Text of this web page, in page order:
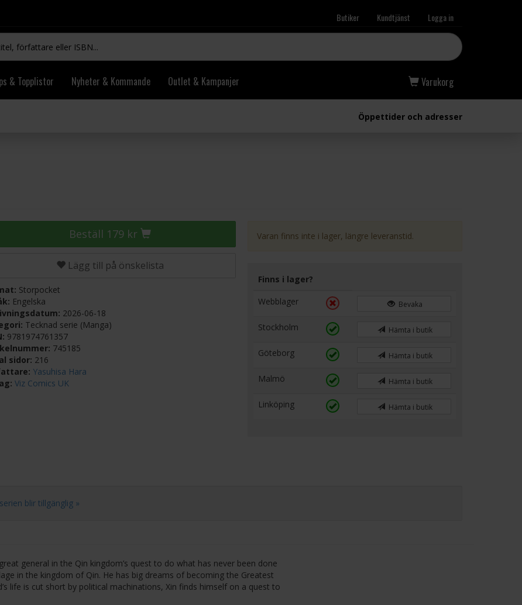
Butiker Kundtjänst Logga in
& Topplistor Nyheter & Kommande Outlet & Kampanjer Varukorg
Öppettider och adresser
Beställ 179 kr
Lägg till på önskelista
Storpocket
Engelska
2026-06-18
Tecknad serie (Manga)
9781974761357
745185
sidor: 216
Yasuhisa Hara
Viz Comics UK
Varan finns inte i lager, längre leveranstid.
Finns i lager?
Webblager
Bevaka
Stockholm Hämta i butik
Göteborg Hämta i butik
Malmö Hämta i butik
Linköping Hämta i butik
blir tillgänglig »
general in the Qin kingdom’s quest to do what has never been done
in the kingdom of Qin. He has big dreams of becoming the Greatest
life is cut short by political machinations, Xin finds himself on a quest to